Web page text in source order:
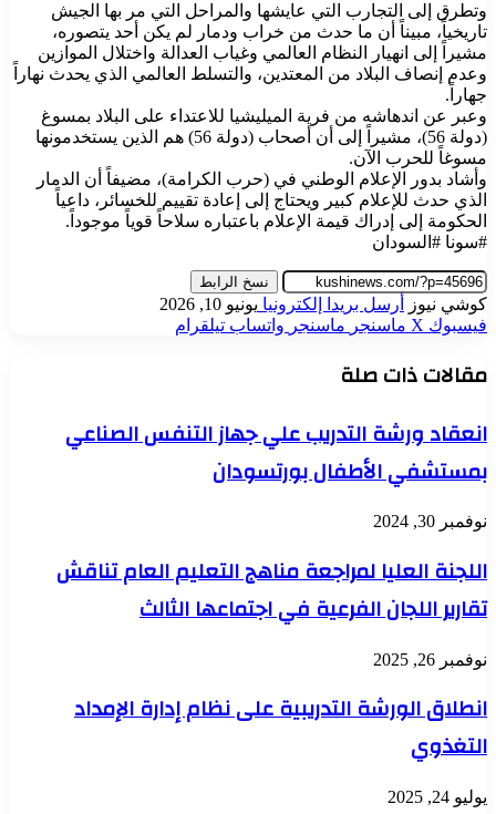
وتطرق إلى التجارب التي عايشها والمراحل التي مر بها الجيش
تاريخياً، مبيناً أن ما حدث من خراب ودمار لم يكن أحد يتصوره،
مشيراً إلى انهيار النظام العالمي وغياب العدالة واختلال الموازين
وعدم إنصاف البلاد من المعتدين، والتسلط العالمي الذي يحدث نهاراً
جهاراً.
وعبر عن اندهاشه من فرية الميليشيا للاعتداء على البلاد بمسوغ
(دولة 56)، مشيراً إلى أن أصحاب (دولة 56) هم الذين يستخدمونها
مسوغاً للحرب الآن.
وأشاد بدور الإعلام الوطني في (حرب الكرامة)، مضيفاً أن الدمار
الذي حدث للإعلام كبير ويحتاج إلى إعادة تقييم للخسائر، داعياً
الحكومة إلى إدراك قيمة الإعلام باعتباره سلاحاً قوياً موجوداً.
#سونا #السودان
نسخ الرابط
كوشي نيوز أرسل بريدا إلكترونيا يونيو 10, 2026
فيسبوك ‫X ماسنجر ماسنجر واتساب تيلقرام
مقالات ذات صلة
انعقاد ورشة التدريب علي جهاز التنفس الصناعي
بمستشفي الأطفال بورتسودان
نوفمبر 30, 2024
اللجنة العليا لمراجعة مناهج التعليم العام تناقش
تقارير اللجان الفرعية في اجتماعها الثالث
نوفمبر 26, 2025
انطلاق الورشة التدريبية على نظام إدارة الإمداد
التغذوي
يوليو 24, 2025